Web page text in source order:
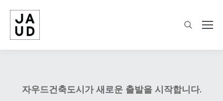
자우드건축도시가 새로운 출발을 시작합니다.